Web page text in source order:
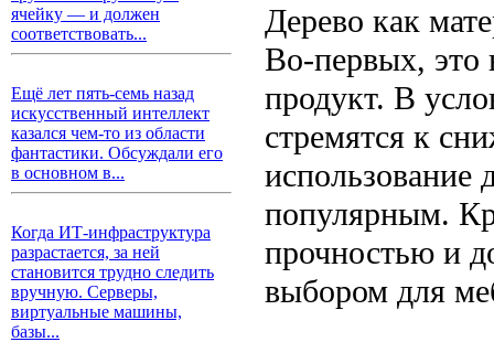
ячейку — и должен
соответствовать...
Ещё лет пять-семь назад
искусственный интеллект
казался чем-то из области
фантастики. Обсуждали его
в основном в...
Когда ИТ-инфраструктура
разрастается, за ней
становится трудно следить
вручную. Серверы,
виртуальные машины,
базы...
Дерево как
Во-первых, это
продукт. В
стремятся к
использование
популярным.
прочностью и
выбором для